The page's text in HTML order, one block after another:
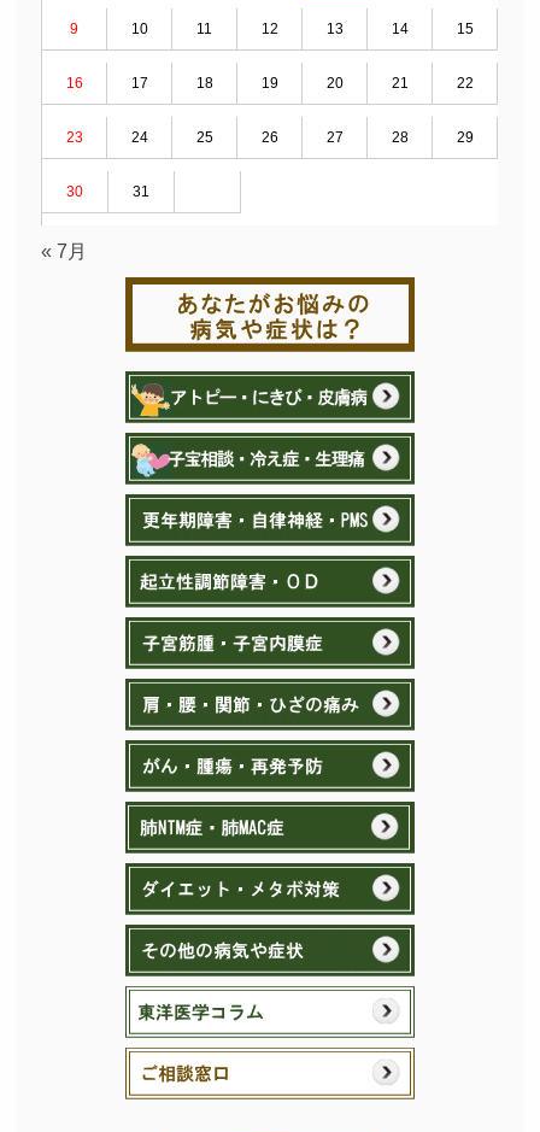
9 10 11 12 13 14 15
16 17 18 19 20 21 22
23 24 25 26 27 28 29
30 31
« 7月